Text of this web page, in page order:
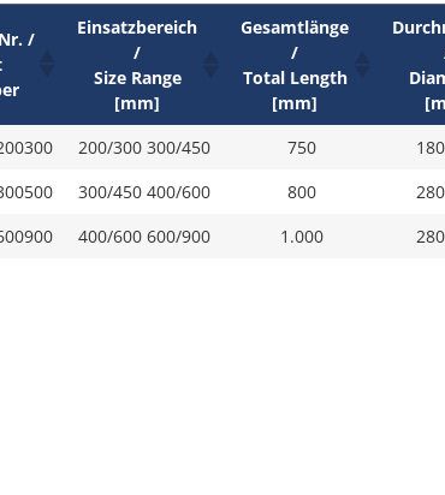
/
Einsatzbereich
/
Size Range
[mm]
Gesamtlänge
/
Total Length
[mm]
200/300 300/450 750
300/450 400/600 800
400/600 600/900 1.000